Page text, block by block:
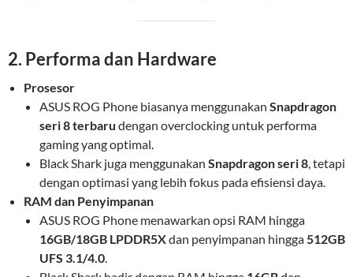
2. Performa dan Hardware
Prosesor
ASUS ROG Phone biasanya menggunakan Snapdragon
seri 8 terbaru dengan overclocking untuk performa
gaming yang optimal.
Black Shark juga menggunakan Snapdragon seri 8, tetapi
dengan optimasi yang lebih fokus pada efisiensi daya.
RAM dan Penyimpanan
ASUS ROG Phone menawarkan opsi RAM hingga
16GB/18GB LPDDR5Xdan penyimpanan hingga512GB
UFS 3.1/4.0.